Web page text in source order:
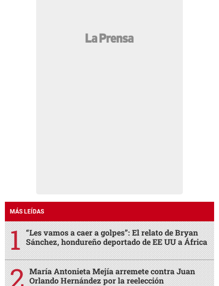
MÁS LEÍDAS
“Les vamos a caer a golpes”: El relato de Bryan
Sánchez, hondureño deportado de EE UU a África
María Antonieta Mejía arremete contra Juan
Orlando Hernández por la reelección